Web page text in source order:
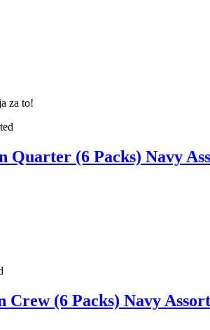
za to!
Quarter (6 Packs) Navy
Crew (6 Packs) Navy